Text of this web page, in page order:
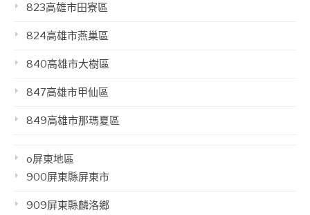
823高雄市田寮區
824高雄市燕巢區
840高雄市大樹區
847高雄市甲仙區
849高雄市那瑪夏區
o屏東地區
900屏東縣屏東市
909屏東縣麟洛鄉